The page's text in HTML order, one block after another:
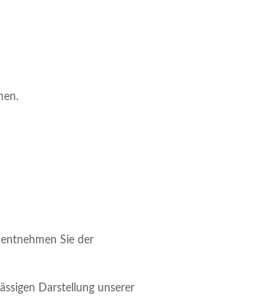
Sie der
Darstellung unserer